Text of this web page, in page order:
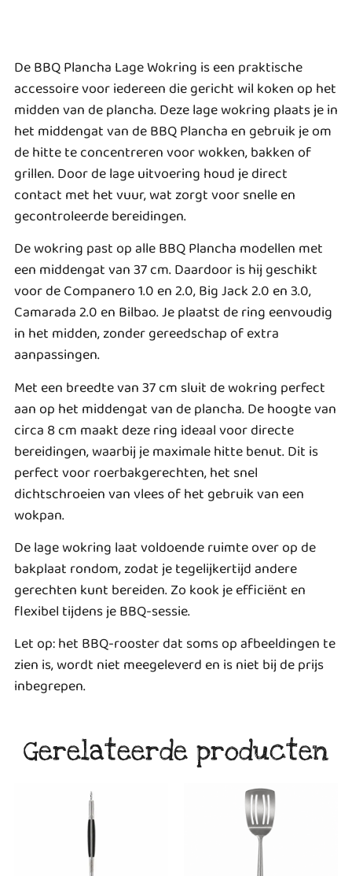
De BBQ Plancha Lage Wokring is een praktische
accessoire voor iedereen die gericht wil koken op het
midden van de plancha. Deze lage wokring plaats je in
het middengat van de BBQ Plancha en gebruik je om
de hitte te concentreren voor wokken, bakken of
grillen. Door de lage uitvoering houd je direct
contact met het vuur, wat zorgt voor snelle en
gecontroleerde bereidingen.
De wokring past op alle BBQ Plancha modellen met
een middengat van 37 cm. Daardoor is hij geschikt
voor de Companero 1.0 en 2.0, Big Jack 2.0 en 3.0,
Camarada 2.0 en Bilbao. Je plaatst de ring eenvoudig
in het midden, zonder gereedschap of extra
aanpassingen.
Met een breedte van 37 cm sluit de wokring perfect
aan op het middengat van de plancha. De hoogte van
circa 8 cm maakt deze ring ideaal voor directe
bereidingen, waarbij je maximale hitte benut. Dit is
perfect voor roerbakgerechten, het snel
dichtschroeien van vlees of het gebruik van een
wokpan.
De lage wokring laat voldoende ruimte over op de
bakplaat rondom, zodat je tegelijkertijd andere
gerechten kunt bereiden. Zo kook je efficiënt en
flexibel tijdens je BBQ-sessie.
Let op: het BBQ-rooster dat soms op afbeeldingen te
zien is, wordt niet meegeleverd en is niet bij de prijs
inbegrepen.
Gerelateerde producten